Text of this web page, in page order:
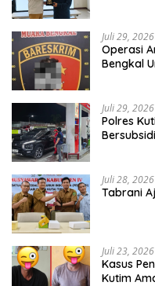
Juli 29, 2026
Operasi
Bengkal
Juli 29, 2026
Polres
Bersubsidi
Juli 28, 2026
Tabrani
Juli 23, 2026
Kasus
Kutim